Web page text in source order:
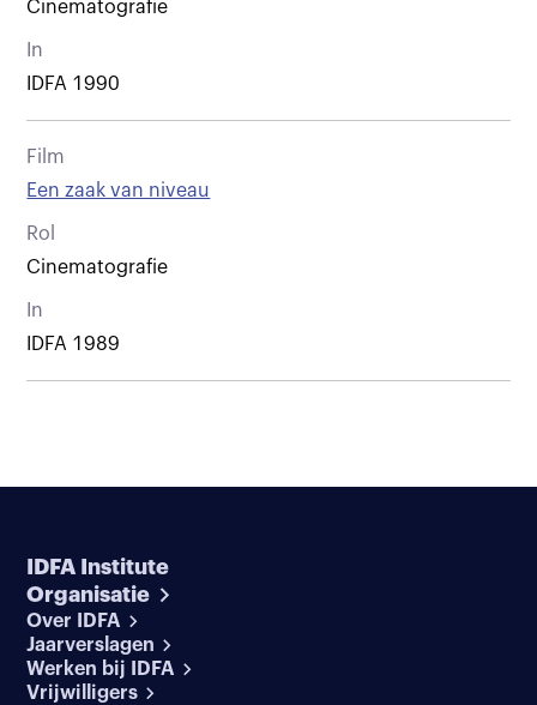
Cinematografie
In
IDFA 1990
Film
Een zaak van niveau
Rol
Cinematografie
In
IDFA 1989
IDFA Institute
Organisatie
Over IDFA
Jaarverslagen
Werken bij IDFA
Vrijwilligers